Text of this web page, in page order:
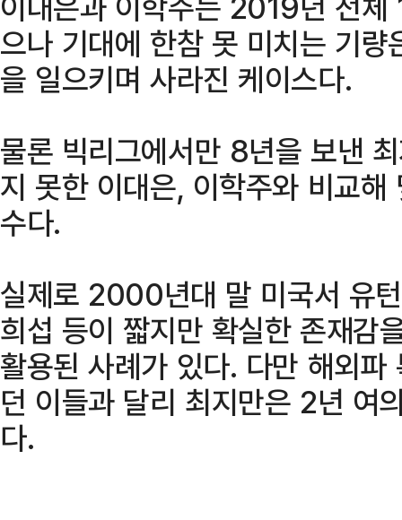
으나 기대에 한참 못 미치는 기
을 일으키며 사라진 케이스다.
물론 빅리그에서만 8년을 보낸
지 못한 이대은, 이학주와 비교
수다.
실제로 2000년대 말 미국서 유
희섭 등이 짧지만 확실한 존재감
활용된 사례가 있다. 다만 해외
던 이들과 달리 최지만은 2년 여
다.